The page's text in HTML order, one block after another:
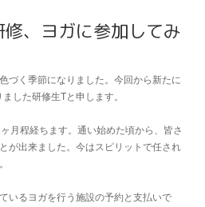
、ヨガに参加してみ
づく季節になりました。今回から新たに
した研修生Tと申します。
月程経ちます。通い始めた頃から、皆さ
が出来ました。今はスピリットで任され
いるヨガを行う施設の予約と支払いで